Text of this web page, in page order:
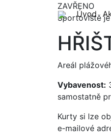
Úvod
ZAVŘENO
Sportoviště
Areál
Vybavenost:
samostatně
Kurty si lze
e-mailové